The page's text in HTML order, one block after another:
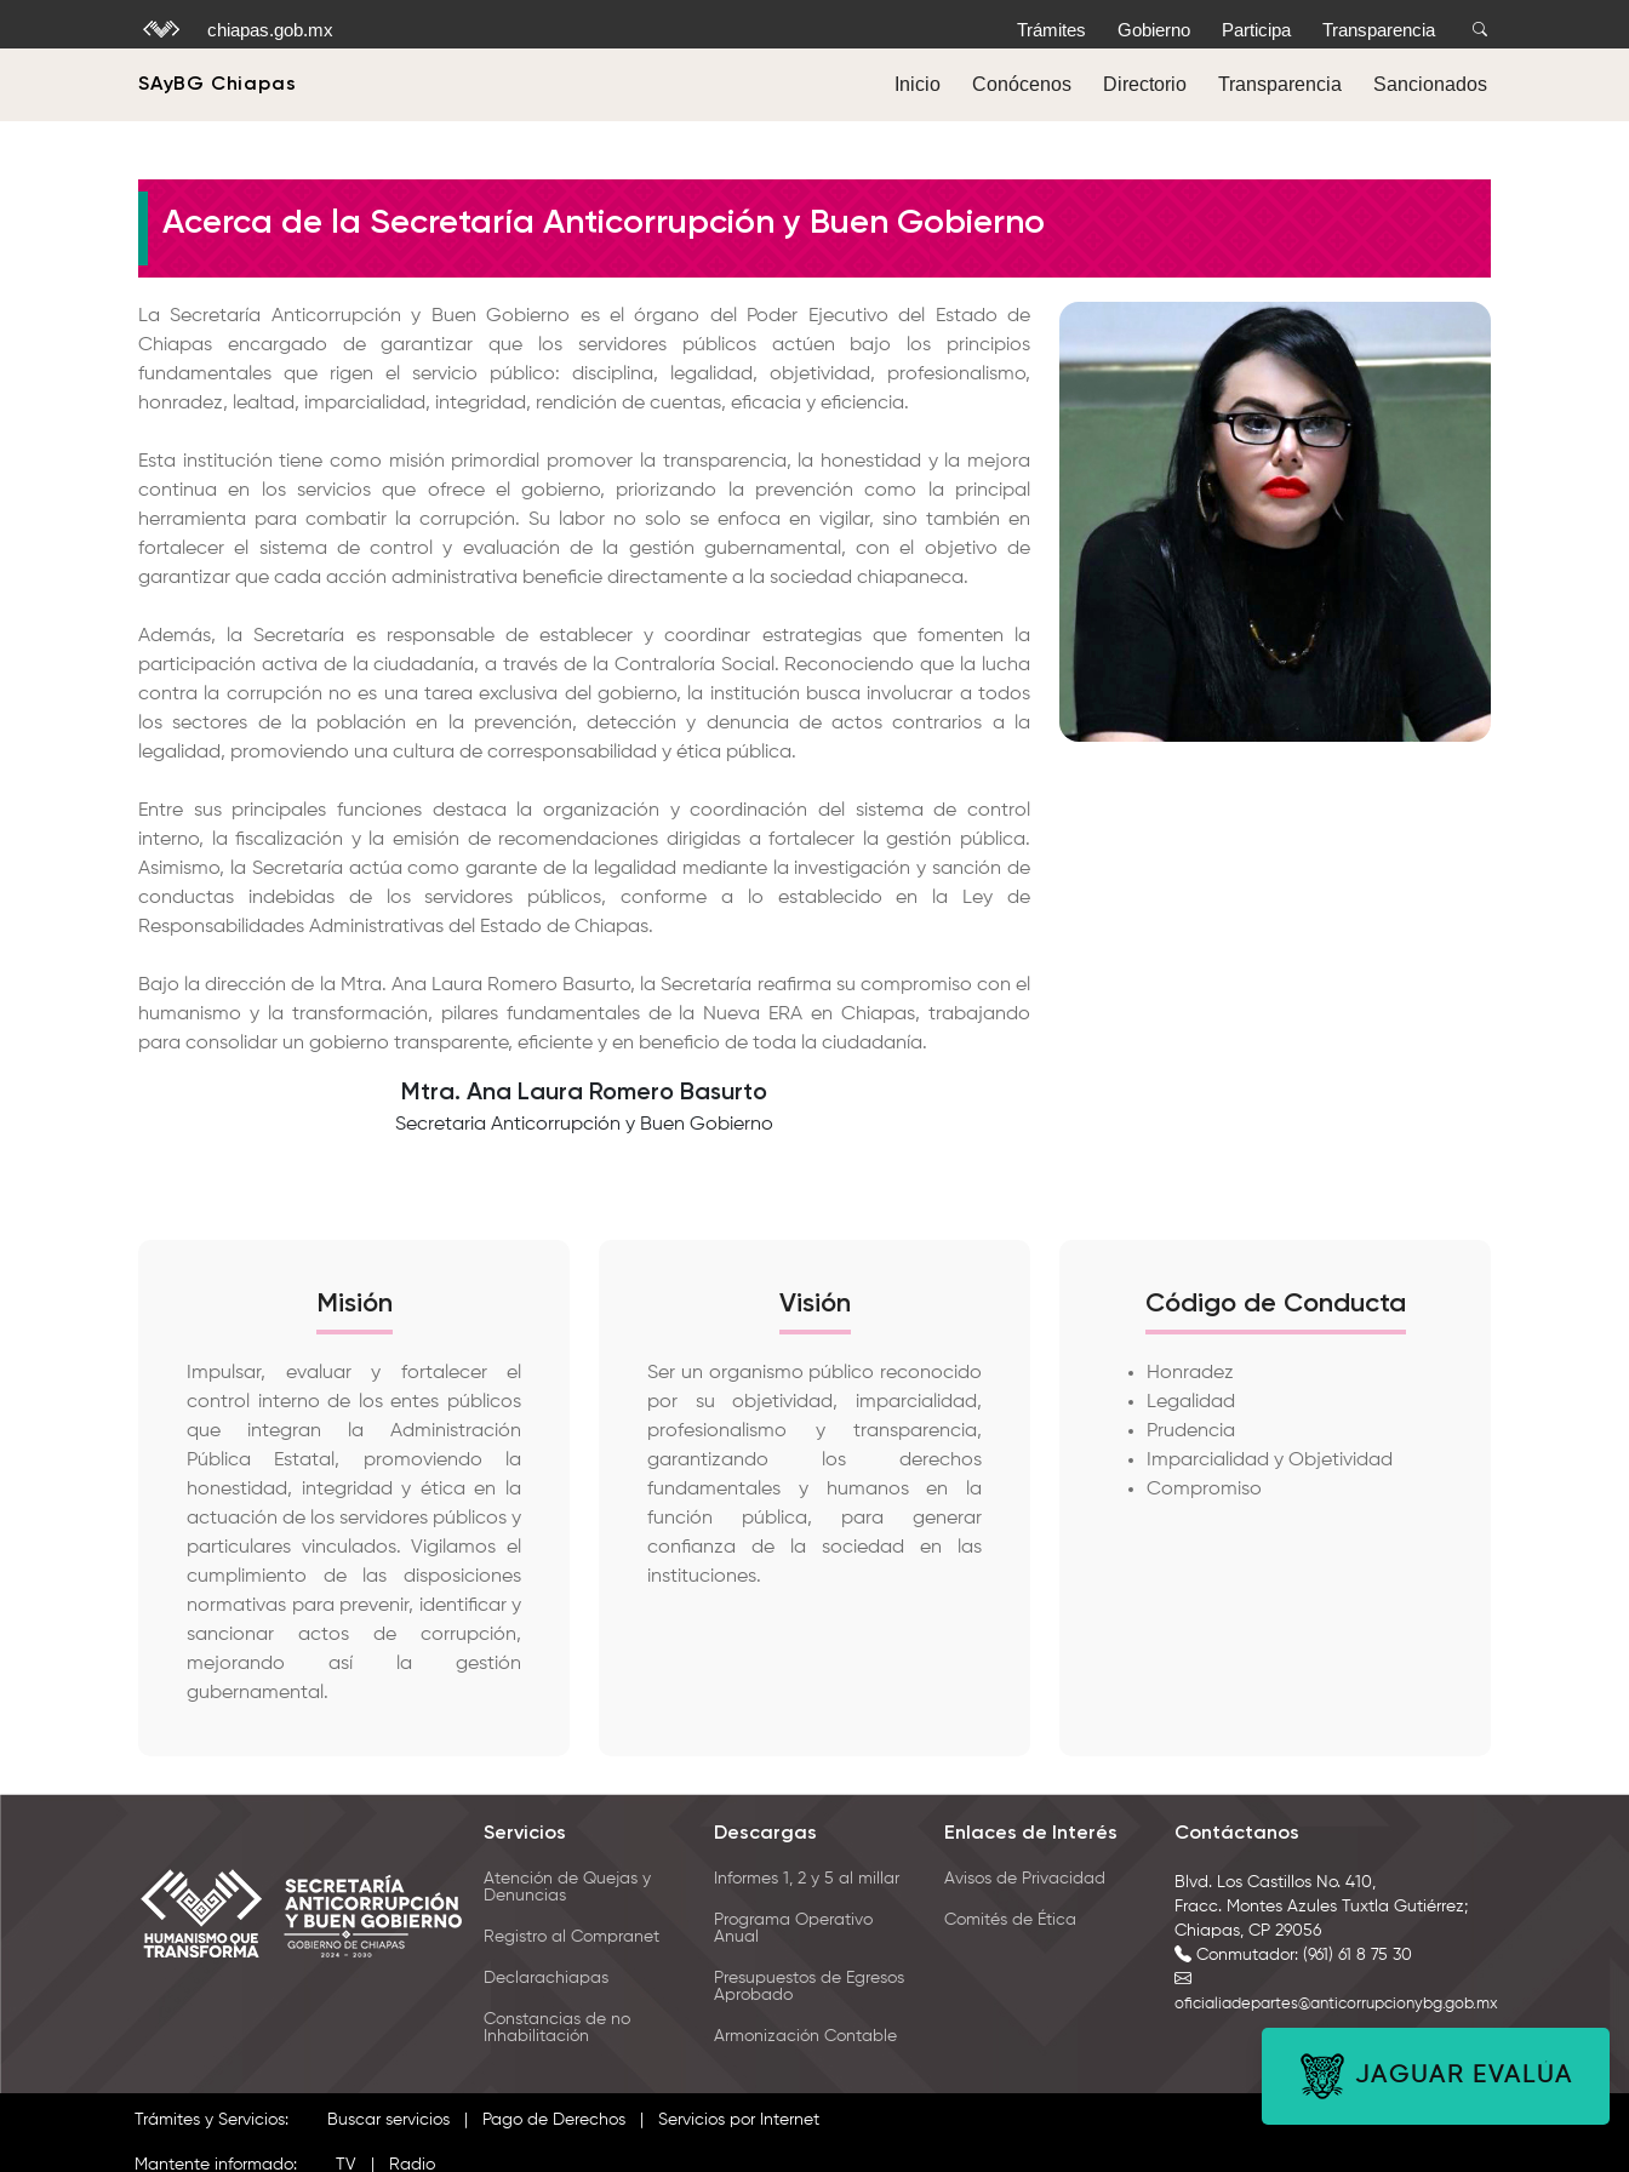
chiapas.gob.mx Trámites Gobierno Participa Transparencia
SAyBG Chiapas Inicio Conócenos Directorio Transparencia Sancionados
Acerca de la Secretaría Anticorrupción y Buen Gobierno
La Secretaría Anticorrupción y Buen Gobierno es el órgano del Poder Ejecutivo del Estado de
Chiapas encargado de garantizar que los servidores públicos actúen bajo los principios
fundamentales que rigen el servicio público: disciplina, legalidad, objetividad, profesionalismo,
honradez, lealtad, imparcialidad, integridad, rendición de cuentas, eficacia y eficiencia.
Esta institución tiene como misión primordial promover la transparencia, la honestidad y la mejora
continua en los servicios que ofrece el gobierno, priorizando la prevención como la principal
herramienta para combatir la corrupción. Su labor no solo se enfoca en vigilar, sino también en
fortalecer el sistema de control y evaluación de la gestión gubernamental, con el objetivo de
garantizar que cada acción administrativa beneficie directamente a la sociedad chiapaneca.
Además, la Secretaría es responsable de establecer y coordinar estrategias que fomenten la
participación activa de la ciudadanía, a través de la Contraloría Social. Reconociendo que la lucha
contra la corrupción no es una tarea exclusiva del gobierno, la institución busca involucrar a todos
los sectores de la población en la prevención, detección y denuncia de actos contrarios a la
legalidad, promoviendo una cultura de corresponsabilidad y ética pública.
Entre sus principales funciones destaca la organización y coordinación del sistema de control
interno, la fiscalización y la emisión de recomendaciones dirigidas a fortalecer la gestión pública.
Asimismo, la Secretaría actúa como garante de la legalidad mediante la investigación y sanción de
conductas indebidas de los servidores públicos, conforme a lo establecido en la Ley de
Responsabilidades Administrativas del Estado de Chiapas.
Bajo la dirección de la Mtra. Ana Laura Romero Basurto, la Secretaría reafirma su compromiso con el
humanismo y la transformación, pilares fundamentales de la Nueva ERA en Chiapas, trabajando
para consolidar un gobierno transparente, eficiente y en beneficio de toda la ciudadanía.
Mtra. Ana Laura Romero Basurto
Secretaria Anticorrupción y Buen Gobierno
Misión
Impulsar, evaluar y fortalecer el
control interno de los entes públicos
que integran la Administración
Pública Estatal, promoviendo la
honestidad, integridad y ética en la
actuación de los servidores públicos y
particulares vinculados. Vigilamos el
cumplimiento de las disposiciones
normativas para prevenir, identificar y
sancionar actos de corrupción,
mejorando así la gestión
gubernamental.
Visión
Ser un organismo público reconocido
por su objetividad, imparcialidad,
profesionalismo y transparencia,
garantizando los derechos
fundamentales y humanos en la
función pública, para generar
confianza de la sociedad en las
instituciones.
Código de Conducta
Honradez
Legalidad
Prudencia
Imparcialidad y Objetividad
Compromiso
Servicios
Atención de Quejas y
Denuncias
Registro al Compranet
Declarachiapas
Constancias de no
Inhabilitación
Descargas
Informes 1, 2 y 5 al millar
Programa Operativo
Anual
Presupuestos de Egresos
Aprobado
Armonización Contable
Enlaces de Interés
Avisos de Privacidad
Comités de Ética
Contáctanos
Blvd. Los Castillos No. 410,
Fracc. Montes Azules Tuxtla Gutiérrez;
Chiapas, CP 29056
Conmutador: (961) 61 8 75 30
oficialiadepartes@anticorrupcionybg.gob.mx
Trámites y Servicios: Buscar servicios Pago de Derechos Servicios por Internet
Mantente informado: TV Radio
JAGUAR EVALÚA